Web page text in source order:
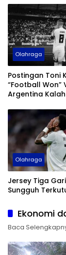
Olahraga
Postingan Toni
“Football Won”
Argentina
Olahraga
Jersey Tiga
Sungguh
Ekonomi
Baca